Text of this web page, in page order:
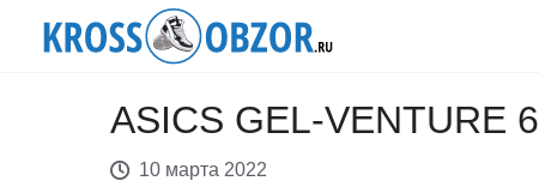
ASICS GEL-VENTURE 6
10 марта 2022